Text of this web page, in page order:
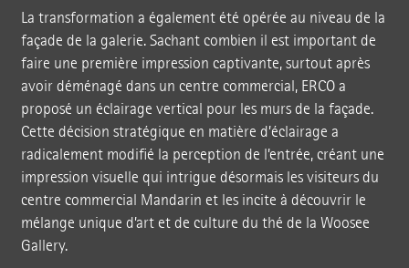
La transformation a également été opérée au niveau de la
façade de la galerie. Sachant combien il est important de
faire une première impression captivante, surtout après
avoir déménagé dans un centre commercial, ERCO a
proposé un éclairage vertical pour les murs de la façade.
Cette décision stratégique en matière d’éclairage a
radicalement modifié la perception de l’entrée, créant une
impression visuelle qui intrigue désormais les visiteurs du
centre commercial Mandarin et les incite à découvrir le
mélange unique d’art et de culture du thé de la Woosee
Gallery.